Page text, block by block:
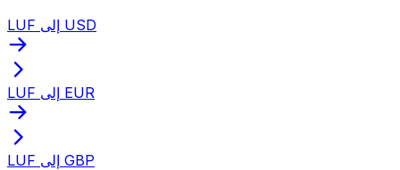
LUF إلى USD
LUF إلى EUR
LUF إلى GBP